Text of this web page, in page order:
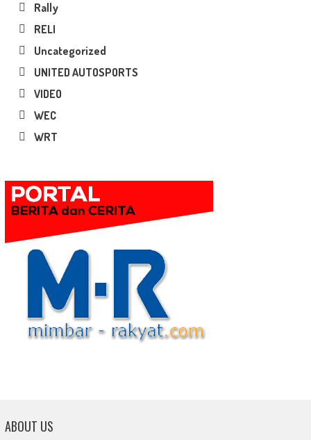
Rally
RELI
Uncategorized
UNITED AUTOSPORTS
VIDEO
WEC
WRT
ABOUT US